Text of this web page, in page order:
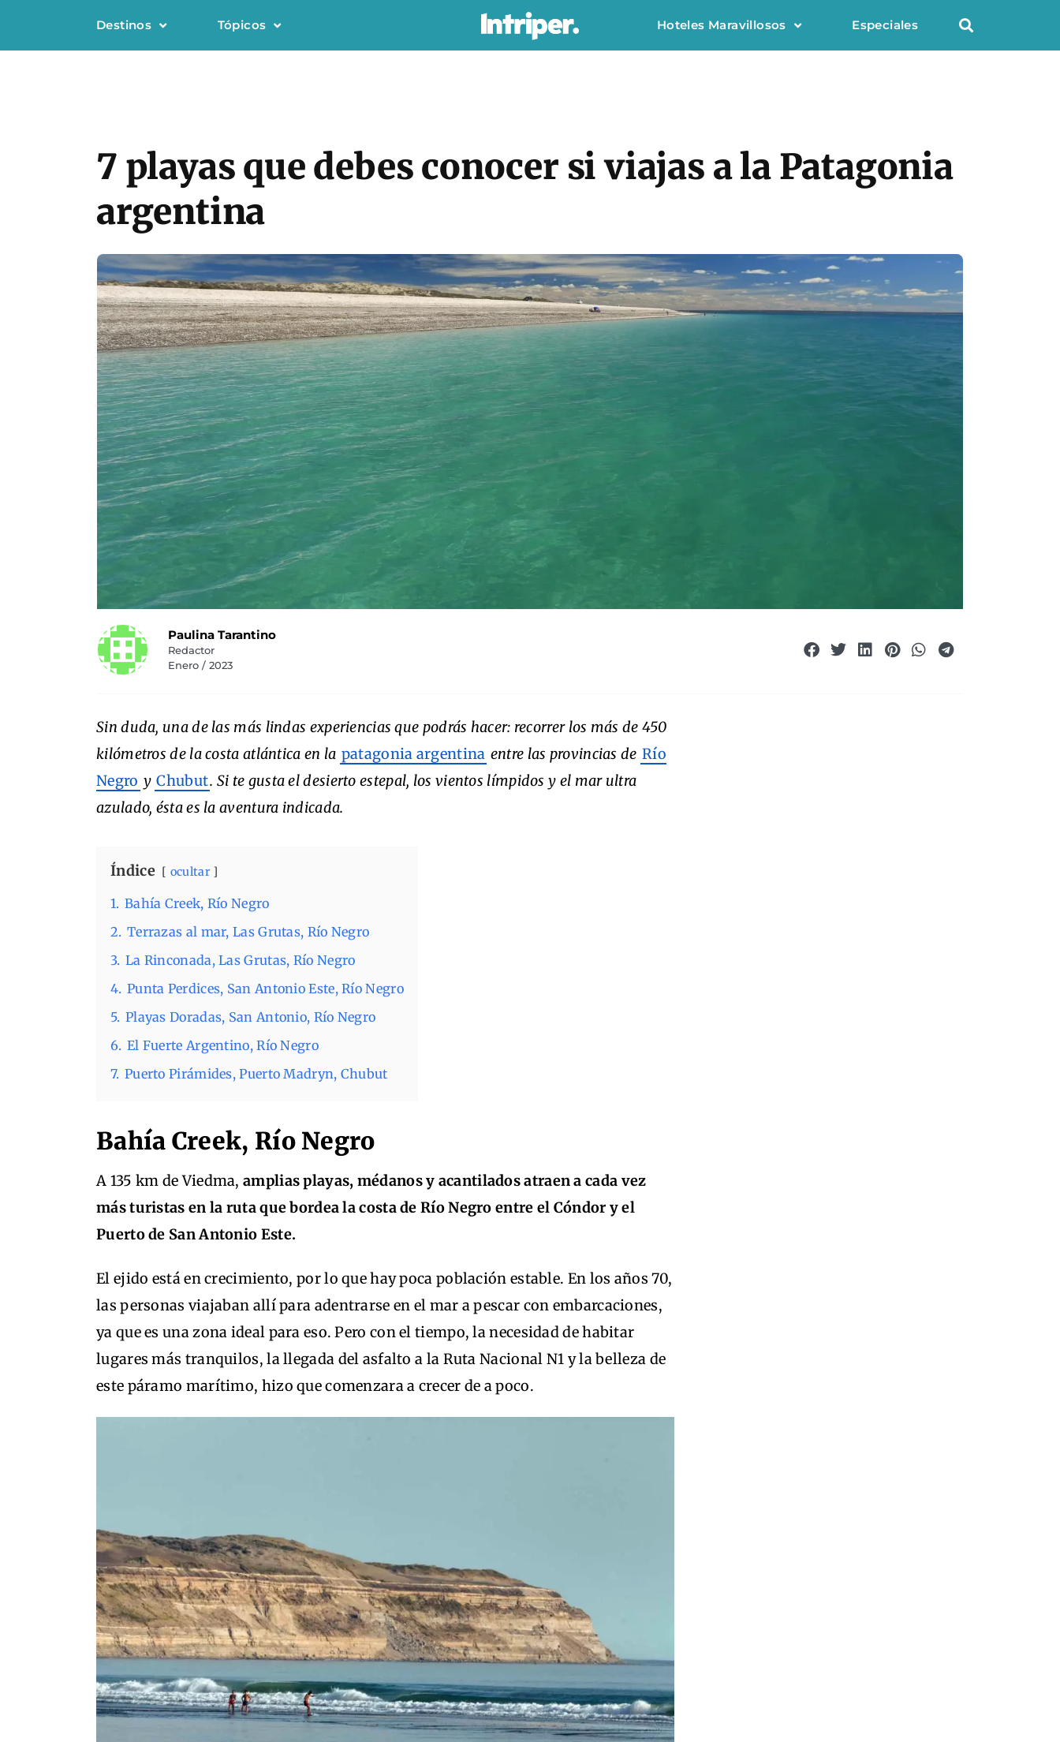
Destinos Tópicos Hoteles Maravillosos Especiales
7 playas que debes conocer si viajas a la Patagonia
argentina
Paulina Tarantino
Redactor
Enero / 2023
Sin duda, una de las más lindas experiencias que podrás hacer: recorrer los más de 450
kilómetros de la costa atlántica en la patagonia argentina entre las provincias de Río
Negro y Chubut. Si te gusta el desierto estepal, los vientos límpidos y el mar ultra
azulado, ésta es la aventura indicada.
Índice ocultar
1. Bahía Creek, Río Negro
2. Terrazas al mar, Las Grutas, Río Negro
3. La Rinconada, Las Grutas, Río Negro
4. Punta Perdices, San Antonio Este, Río Negro
5. Playas Doradas, San Antonio, Río Negro
6. El Fuerte Argentino, Río Negro
7. Puerto Pirámides, Puerto Madryn, Chubut
Bahía Creek, Río Negro
A 135 km de Viedma, amplias playas, médanos y acantilados atraen a cada vez
más turistas en la ruta que bordea la costa de Río Negro entre el Cóndor y el
Puerto de San Antonio Este.
El ejido está en crecimiento, por lo que hay poca población estable. En los años 70,
las personas viajaban allí para adentrarse en el mar a pescar con embarcaciones,
ya que es una zona ideal para eso. Pero con el tiempo, la necesidad de habitar
lugares más tranquilos, la llegada del asfalto a la Ruta Nacional N1 y la belleza de
este páramo marítimo, hizo que comenzara a crecer de a poco.